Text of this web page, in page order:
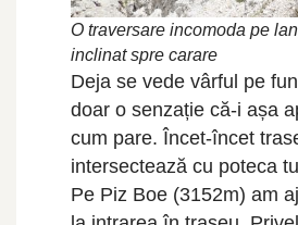
O traversare incomoda pe
inclinat spre carare
Deja se vede vârful pe
doar o senzație că-i așa
cum pare. Încet-încet
intersectează cu poteca
Pe Piz Boe (3152m) am